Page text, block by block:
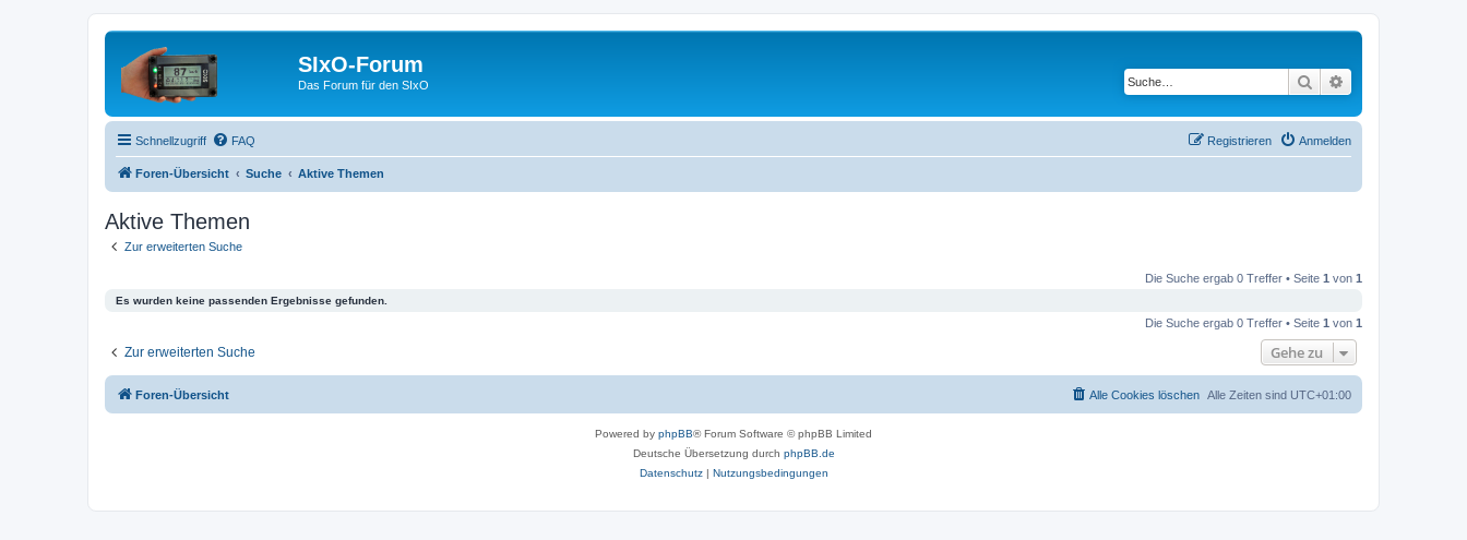
SIxO-Forum
Das Forum für den SIxO Suche
Schnellzugriff FAQ Anmelden
Registrieren
Foren-Übersicht Suche Aktive Themen
Aktive Themen
Zur erweiterten Suche
Die Suche ergab 0 Treffer • Seite 1 von 1
Es wurden keine passenden Ergebnisse gefunden.
Die Suche ergab 0 Treffer • Seite 1 von 1
Zur erweiterten Suche Gehe zu
Foren-Übersicht Alle Zeiten sind UTC+01:00
Alle Cookies löschen
Powered by phpBB® Forum Software © phpBB Limited
Deutsche Übersetzung durch phpBB.de
Datenschutz| Nutzungsbedingungen